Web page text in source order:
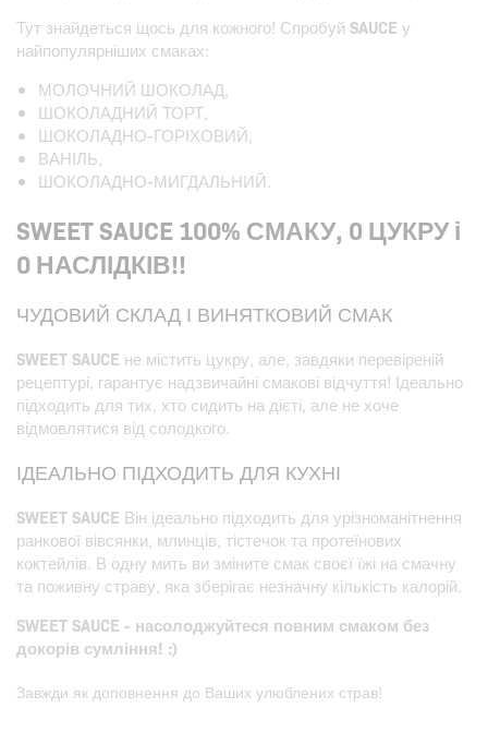
Тут знайдеться щось для кожного! Спробуй SAUCE у
найпопулярніших смаках:
МОЛОЧНИЙ ШОКОЛАД,
ШОКОЛАДНИЙ ТОРТ,
ШОКОЛАДНО-ГОРІХОВИЙ,
ВАНІЛЬ,
ШОКОЛАДНО-МИГДАЛЬНИЙ.
SWEET SAUCE 100% СМАКУ, 0 ЦУКРУ і
0 НАСЛІДКІВ!!
ЧУДОВИЙ СКЛАД І ВИНЯТКОВИЙ СМАК
SWEET SAUCE не містить цукру, але, завдяки перевіреній
рецептурі, гарантує надзвичайні смакові відчуття! Ідеально
підходить для тих, хто сидить на дієті, але не хоче
відмовлятися від солодкого.
ІДЕАЛЬНО ПІДХОДИТЬ ДЛЯ КУХНІ
SWEET SAUCE Він ідеально підходить для урізноманітнення
ранкової вівсянки, млинців, тістечок та протеїнових
коктейлів. В одну мить ви зміните смак своєї їжі на смачну
та поживну страву, яка зберігає незначну кількість калорій.
SWEET SAUCE - насолоджуйтеся повним смаком без
докорів сумління! :)
Завжди як доповнення до Ваших улюблених страв!